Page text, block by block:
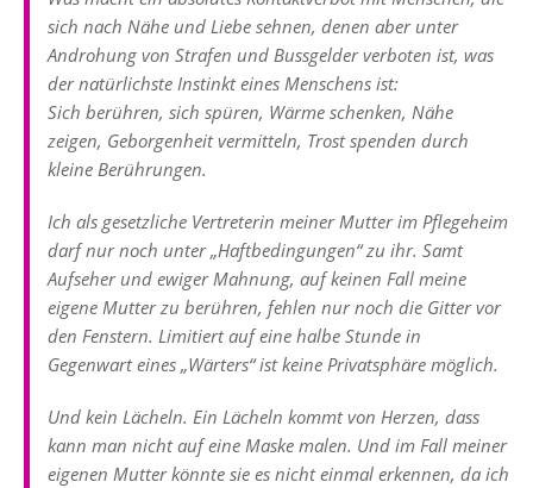
sich nach Nähe und Liebe sehnen, denen aber unter
Androhung von Strafen und Bussgelder verboten ist, was
der natürlichste Instinkt eines Menschens ist:
Sich berühren, sich spüren, Wärme schenken, Nähe
zeigen, Geborgenheit vermitteln, Trost spenden durch
kleine Berührungen.
Ich als gesetzliche Vertreterin meiner Mutter im Pflegeheim
darf nur noch unter „Haftbedingungen“ zu ihr. Samt
Aufseher und ewiger Mahnung, auf keinen Fall meine
eigene Mutter zu berühren, fehlen nur noch die Gitter vor
den Fenstern. Limitiert auf eine halbe Stunde in
Gegenwart eines „Wärters“ ist keine Privatsphäre möglich.
Und kein Lächeln. Ein Lächeln kommt von Herzen, dass
kann man nicht auf eine Maske malen. Und im Fall meiner
eigenen Mutter könnte sie es nicht einmal erkennen, da ich